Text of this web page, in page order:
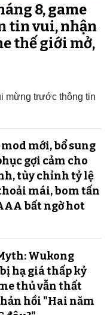
8, game
tin vui, nhận
thế giới mở,
mừng trước thông tin
mod mới, bổ sung
gợi cảm cho
tùy chỉnh tỷ lệ
mái, bom tấn
bất ngờ hot
Wukong
hạ giá thấp kỷ
thủ vẫn thất
hồi "Hai năm